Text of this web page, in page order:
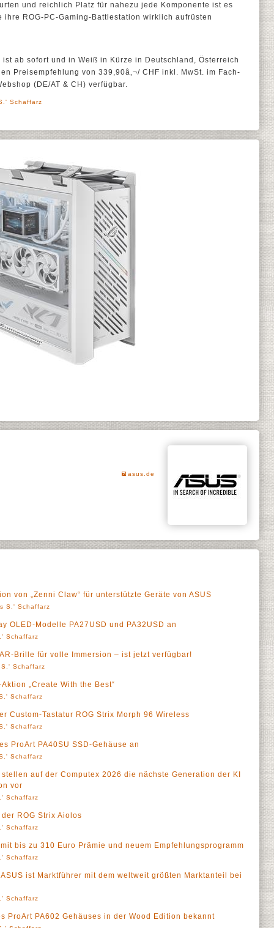
und reichlich Platz für nahezu jede Komponente ist es
ROG-PC-Gaming-Battlestation wirklich aufrüsten
ab sofort und in Weiß in Kürze in Deutschland, Österreich
Preisempfehlung von 339,90â‚¬/ CHF inkl. MwSt. im Fach-
(DE/AT & CH) verfügbar.
Schaffarz
asus.de
von „Zenni Claw“ für unterstützte Geräte von ASUS
S.' Schaffarz
OLED-Modelle PA27USD und PA32USD an
Schaffarz
Brille für volle Immersion – ist jetzt verfügbar!
S.' Schaffarz
„Create With the Best“
Schaffarz
Custom-Tastatur ROG Strix Morph 96 Wireless
Schaffarz
ProArt PA40SU SSD-Gehäuse an
Schaffarz
auf der Computex 2026 die nächste Generation der KI
vor
Schaffarz
ROG Strix Aiolos
Schaffarz
bis zu 310 Euro Prämie und neuem Empfehlungsprogramm
Schaffarz
ist Marktführer mit dem weltweit größten Marktanteil bei
Schaffarz
ProArt PA602 Gehäuses in der Wood Edition bekannt